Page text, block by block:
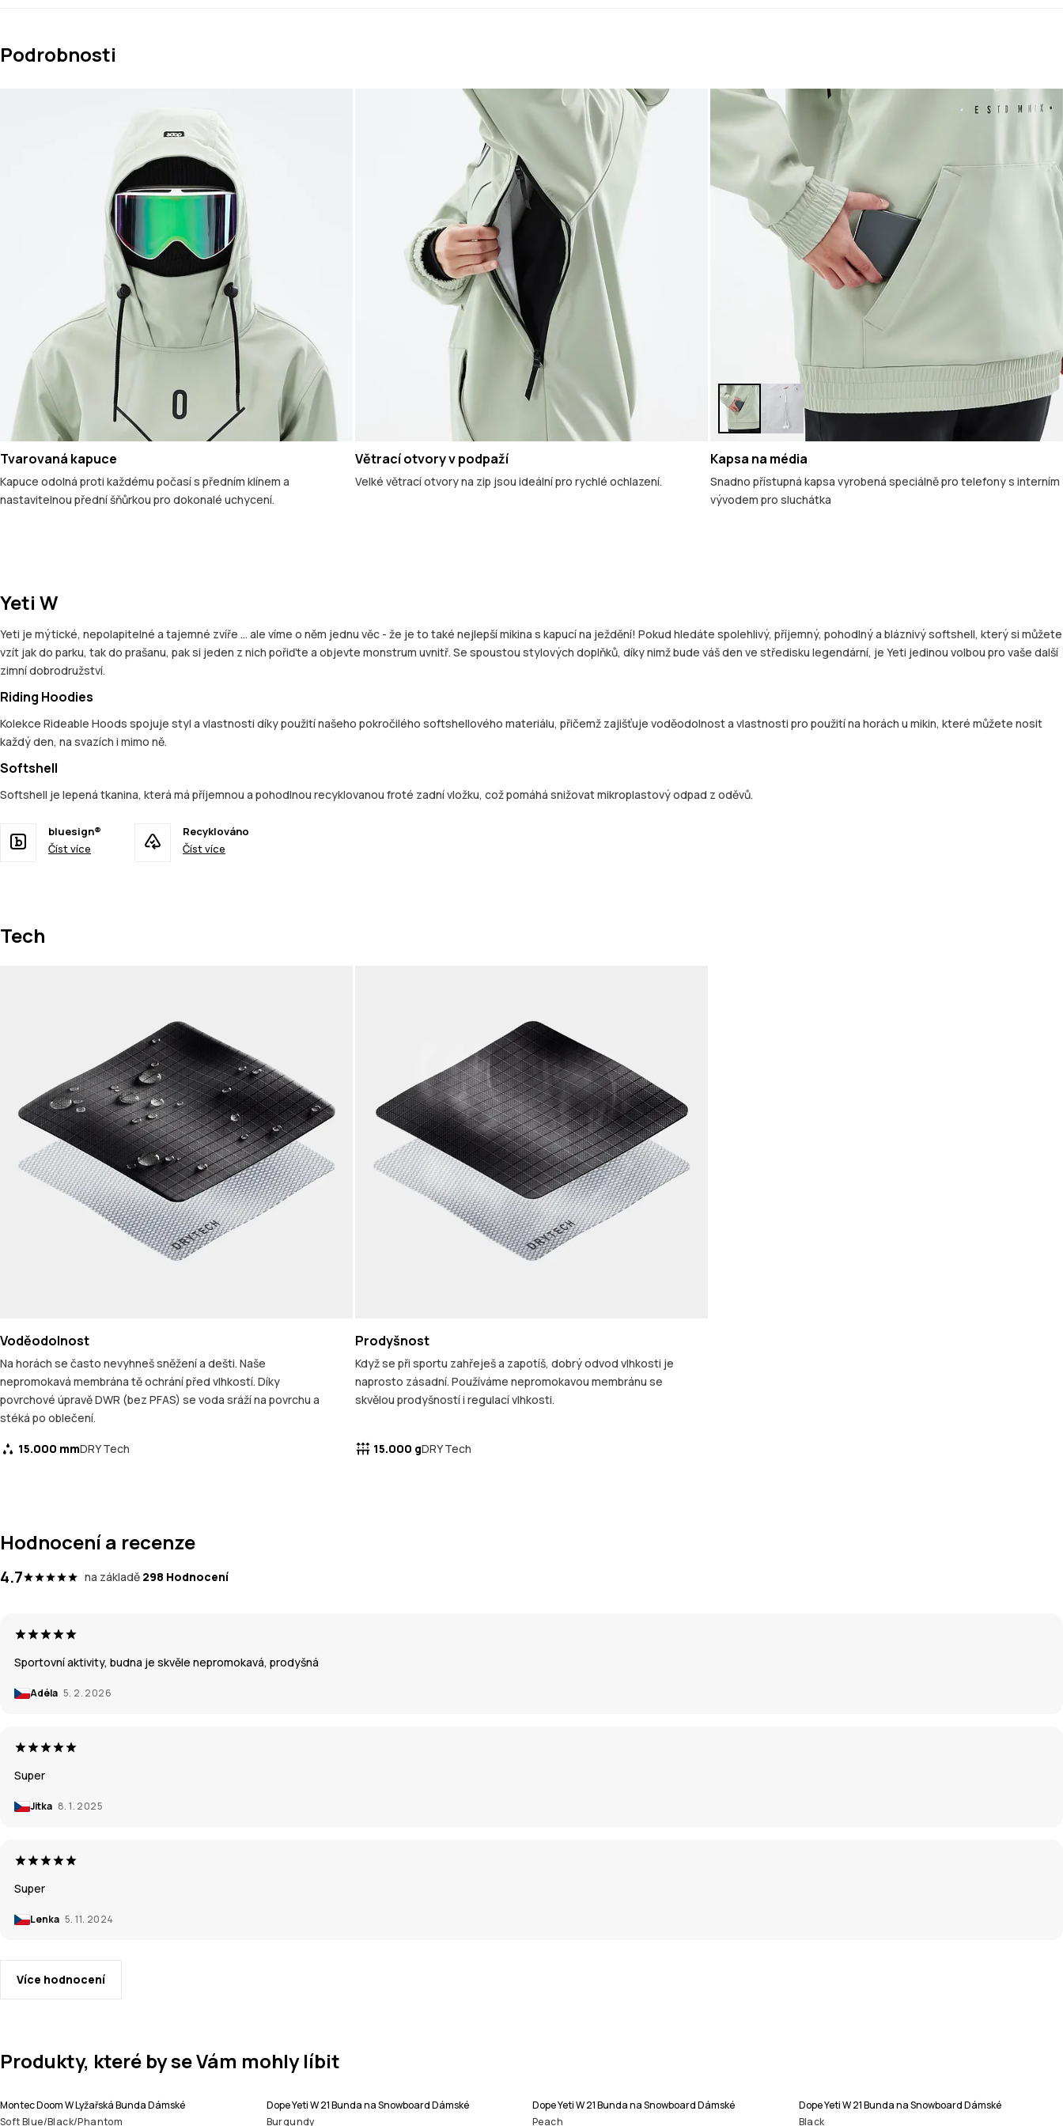
Podrobnosti
Tvarovaná kapuce
Kapuce odolná proti každému počasí s předním klínem a
nastavitelnou přední šňůrkou pro dokonalé uchycení.
Větrací otvory v podpaží
Velké větrací otvory na zip jsou ideální pro rychlé ochlazení.
Kapsa na média
Snadno přístupná kapsa vyrobená speciálně pro telefony s interním
vývodem pro sluchátka
Yeti W
Yeti je mýtické, nepolapitelné a tajemné zvíře ... ale víme o něm jednu věc - že je to také nejlepší mikina s kapucí na ježdění! Pokud hledáte spolehlivý, příjemný, pohodlný a bláznivý softshell, který si můžete
vzít jak do parku, tak do prašanu, pak si jeden z nich pořiďte a objevte monstrum uvnitř. Se spoustou stylových doplňků, díky nimž bude váš den ve středisku legendární, je Yeti jedinou volbou pro vaše další
zimní dobrodružství.
Riding Hoodies
Kolekce Rideable Hoods spojuje styl a vlastnosti díky použití našeho pokročilého softshellového materiálu, přičemž zajišťuje voděodolnost a vlastnosti pro použití na horách u mikin, které můžete nosit
každý den, na svazích i mimo ně.
Softshell
Softshell je lepená tkanina, která má příjemnou a pohodlnou recyklovanou froté zadní vložku, což pomáhá snižovat mikroplastový odpad z oděvů.
bluesign®
Číst více
Recyklováno
Číst více
Tech
Voděodolnost
Na horách se často nevyhneš sněžení a dešti. Naše
nepromokavá membrána tě ochrání před vlhkostí. Díky
povrchové úpravě DWR (bez PFAS) se voda sráží na povrchu a
stéká po oblečení.
15.000 mmDRY Tech
Prodyšnost
Když se při sportu zahřeješ a zapotíš, dobrý odvod vlhkosti je
naprosto zásadní. Používáme nepromokavou membránu se
skvělou prodyšností i regulací vlhkosti.
15.000 gDRY Tech
Hodnocení a recenze
4.7 na základě 298 Hodnocení
Sportovní aktivity, budna je skvěle nepromokavá, prodyšná
Adéla 5. 2. 2026
Super
Jitka 8. 1. 2025
Super
Lenka 5. 11. 2024
Více hodnocení
Produkty, které by se Vám mohly líbit
Montec Doom W Lyžařská Bunda Dámské
Soft Blue/Black/Phantom
Dope Yeti W 21 Bunda na Snowboard Dámské
Burgundy
Dope Yeti W 21 Bunda na Snowboard Dámské
Peach
Dope Yeti W 21 Bunda na Snowboard Dámské
Black